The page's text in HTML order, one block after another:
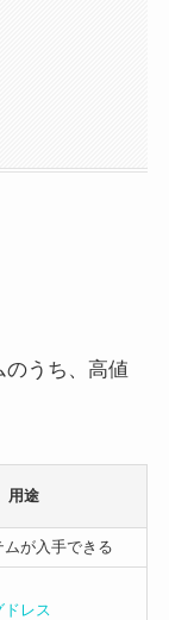
のうち、高値
用途
ムが入手できる
ドレス